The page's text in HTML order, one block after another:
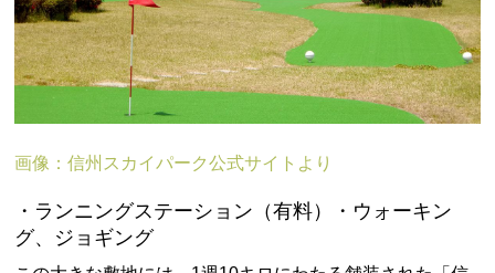
画像：信州スカイパーク公式サイトより
・ランニングステーション（有料）・ウォーキン
グ、ジョギング